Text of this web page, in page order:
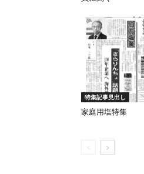
特集記事見出し
家庭用塩特集